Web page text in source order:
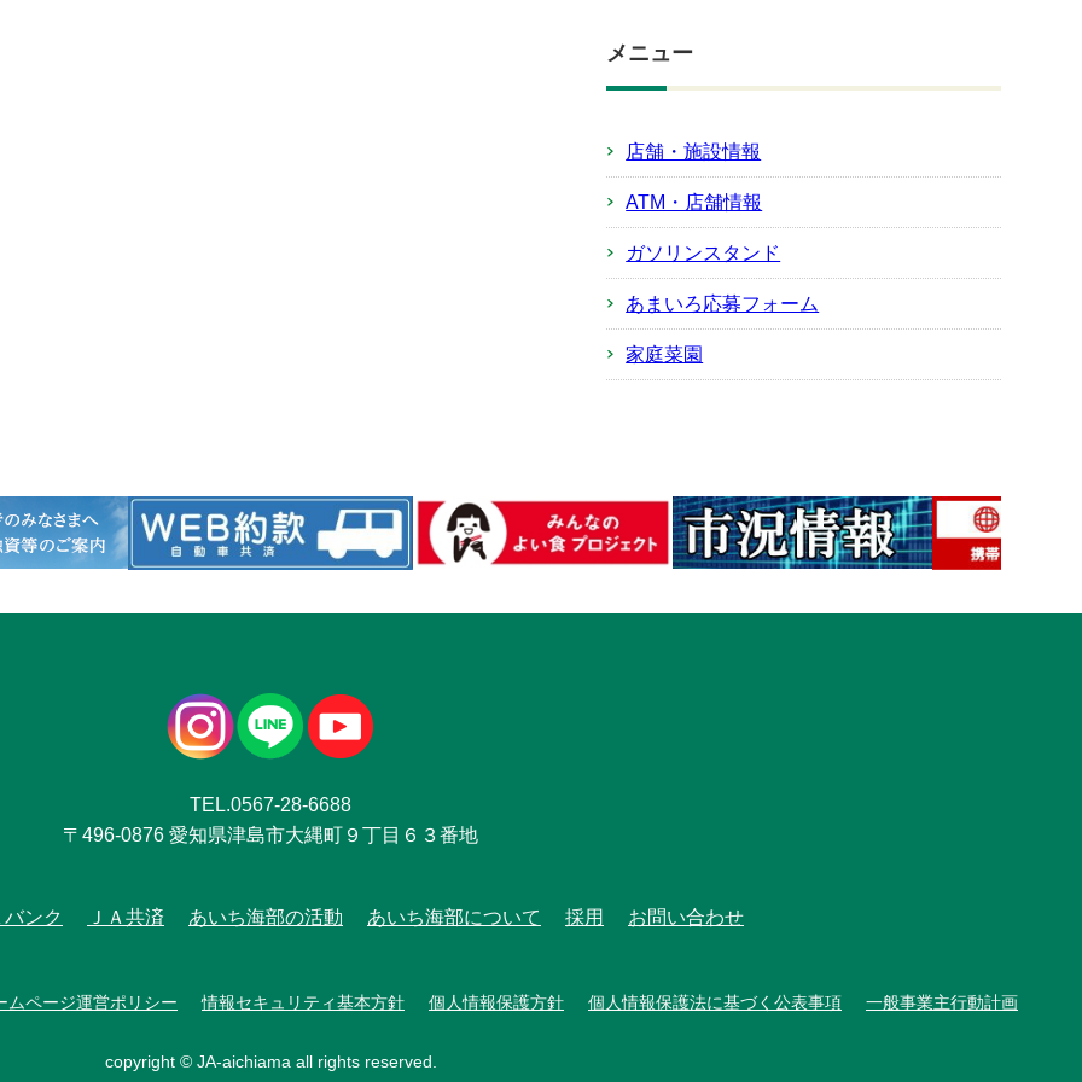
メニュー
店舗・施設情報
ATM・店舗情報
ガソリンスタンド
あまいろ応募フォーム
家庭菜園
TEL.0567-28-6688
〒496-0876 愛知県津島市大縄町９丁目６３番地
バンク ＪＡ共済 あいち海部の活動 あいち海部について 採用 お問い合わせ
ムページ運営ポリシー 情報セキュリティ基本方針 個人情報保護方針 個人情報保護法に基づく公表事項 一般事業主行動計画
copyright © JA-aichiama all rights reserved.